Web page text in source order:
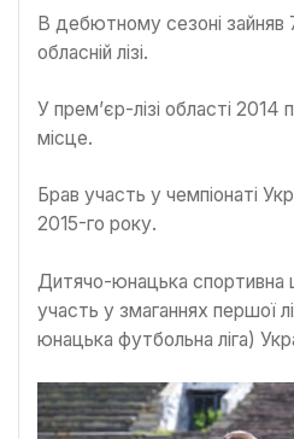
В дебютному сезоні зайняв
обласній лізі.
У прем’єр-лізі області 2014
місце.
Брав участь у чемпіонаті
2015-го року.
Дитячо-юнацька
участь у змаганнях першої
юнацька футбольна ліга)